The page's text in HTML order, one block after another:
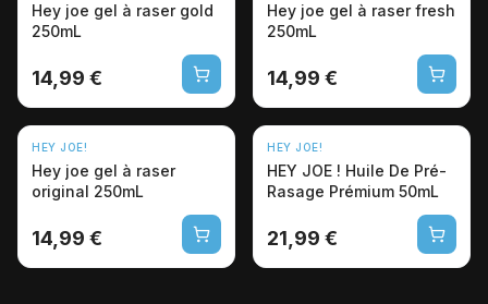
Hey joe gel à raser gold
250mL
14,99 €
Hey joe gel à raser fresh
250mL
14,99 €
HEY JOE!
Hey joe gel à raser
original 250mL
14,99 €
HEY JOE!
HEY JOE ! Huile De Pré-
Rasage Prémium 50mL
21,99 €